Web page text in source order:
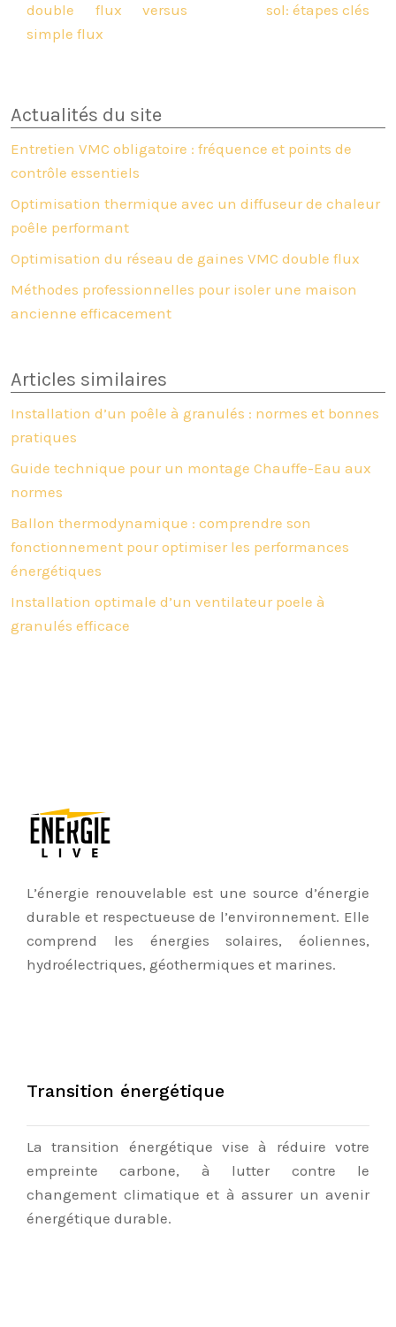
double flux versus
simple flux
sol: étapes clés
Actualités du site
Entretien VMC obligatoire : fréquence et points de
contrôle essentiels
Optimisation thermique avec un diffuseur de chaleur
poêle performant
Optimisation du réseau de gaines VMC double flux
Méthodes professionnelles pour isoler une maison
ancienne efficacement
Articles similaires
Installation d’un poêle à granulés : normes et bonnes
pratiques
Guide technique pour un montage Chauffe-Eau aux
normes
Ballon thermodynamique : comprendre son
fonctionnement pour optimiser les performances
énergétiques
Installation optimale d’un ventilateur poele à
granulés efficace
L’énergie renouvelable est une source d’énergie
durable et respectueuse de l’environnement. Elle
comprend les énergies solaires, éoliennes,
hydroélectriques, géothermiques et marines.
Transition énergétique
La transition énergétique vise à réduire votre
empreinte carbone, à lutter contre le
changement climatique et à assurer un avenir
énergétique durable.